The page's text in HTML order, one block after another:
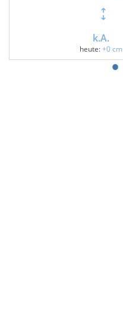
k.A.
heute:+0 cm